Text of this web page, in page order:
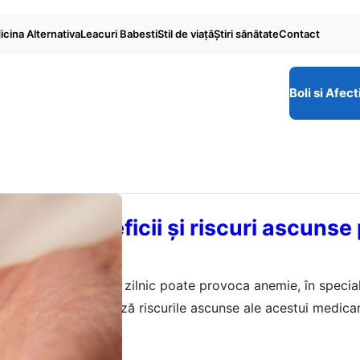
AlternativaLeacuri BabestiStil de viaţăŞtiri sănătateContact
Boli si
Beneficii și riscuri ascunse
că aspirina luată zilnic poate provoca anemie, în
recent evidențiază riscurile ascunse ale acestui